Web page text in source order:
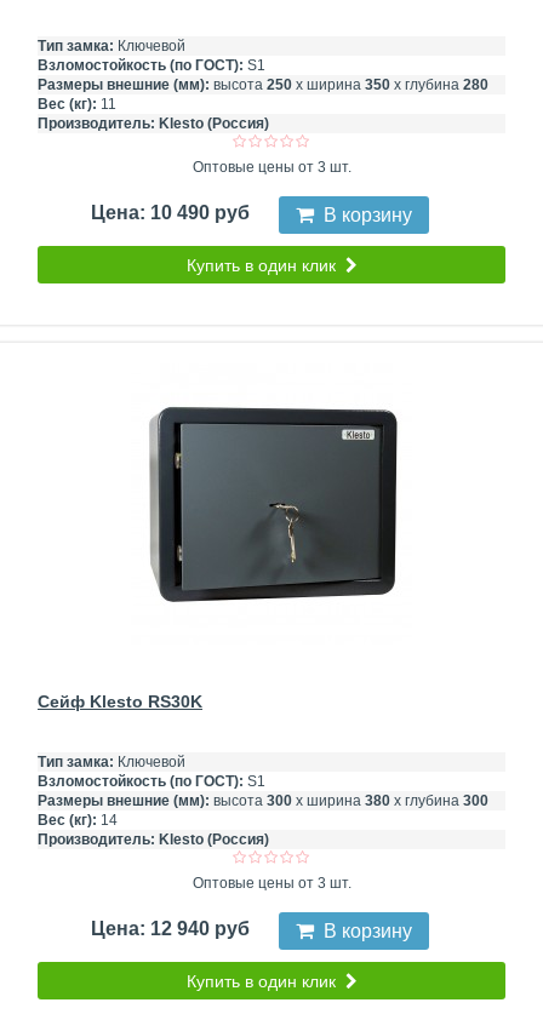
Тип замка: Ключевой
Взломостойкость (по ГОСТ): S1
Размеры внешние (мм): высота 250 х ширина 350 х глубина 280
Вес (кг): 11
Производитель: Klesto (Россия)
Оптовые цены от 3 шт.
Цена: 10 490 руб В корзину
Купить в один клик
Сейф Klesto RS30K
Тип замка: Ключевой
Взломостойкость (по ГОСТ): S1
Размеры внешние (мм): высота 300 х ширина 380 х глубина 300
Вес (кг): 14
Производитель: Klesto (Россия)
Оптовые цены от 3 шт.
Цена: 12 940 руб В корзину
Купить в один клик